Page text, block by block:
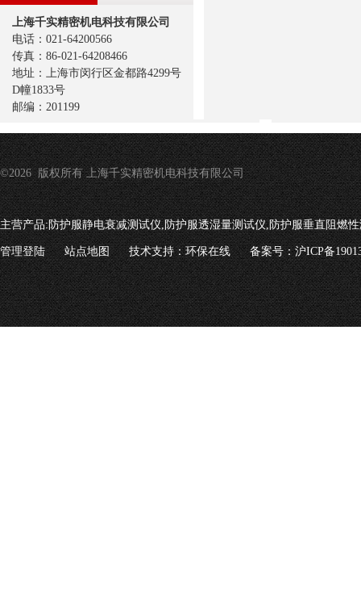
上海千实精密机电科技有限公司
电话：021-64200566
传真：86-021-64208466
地址：上海市闵行区金都路4299号
D幢1833号
邮编：201199
©2026 版权所有 上海千实精密机电科技有限公司
主营产品:防护服静电衰减测试仪,防护服透湿量测试仪,防护服垂直阻燃
管理登陆 站点地图 技术支持：环保在线 备案号：沪ICP备